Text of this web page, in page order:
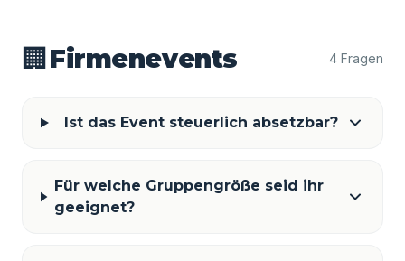
🏢 Firmenevents 4 Fragen
Ist das Event steuerlich absetzbar?
Für welche Gruppengröße seid ihr
geeignet?